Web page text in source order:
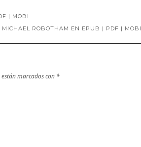
| MOBI
MICHAEL ROBOTHAM EN EPUB | PDF | MOBI
marcados con *